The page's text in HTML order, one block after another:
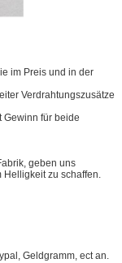
im Preis und in der
Verdrahtungszusätze
Gewinn für beide
geben uns
Helligkeit zu schaffen.
Geldgramm, ect an.